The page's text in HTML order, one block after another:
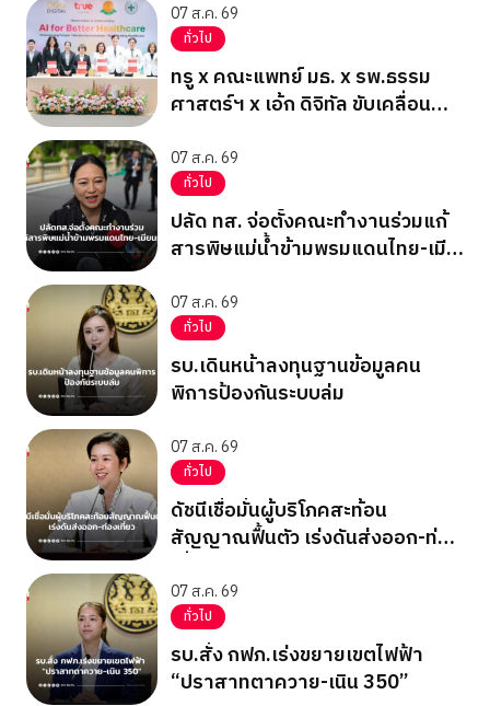
07 ส.ค. 69
ทั่วไป
ทรู x คณะแพทย์ มธ. x รพ.ธรรม
ศาสตร์ฯ x เอ้ก ดิจิทัล ขับเคลื่อน
07 ส.ค. 69
ทั่วไป
ปลัด ทส. จ่อตั้งคณะทำงานร่วมแก้
สารพิษแม่น้ำข้ามพรมแดนไทย-เมีย
07 ส.ค. 69
ทั่วไป
รบ.เดินหน้าลงทุนฐานข้อมูลคน
พิการป้องกันระบบล่ม
07 ส.ค. 69
ทั่วไป
ดัชนีเชื่อมั่นผู้บริโภคสะท้อน
สัญญาณฟื้นตัว เร่งดันส่งออก-ท่อง
07 ส.ค. 69
ทั่วไป
รบ.สั่ง กฟภ.เร่งขยายเขตไฟฟ้า
“ปราสาทตาควาย-เนิน 350”